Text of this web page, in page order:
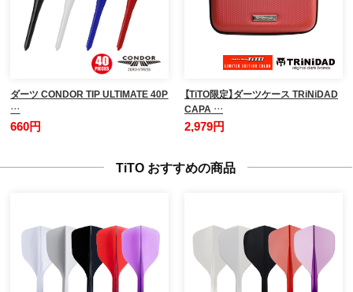
ダーツ CONDOR TIP ULTIMATE 40P
…
660円
【TiTO限定】ダーツケース TRiNiDAD
CAPA …
2,979円
TiTO おすすめの商品